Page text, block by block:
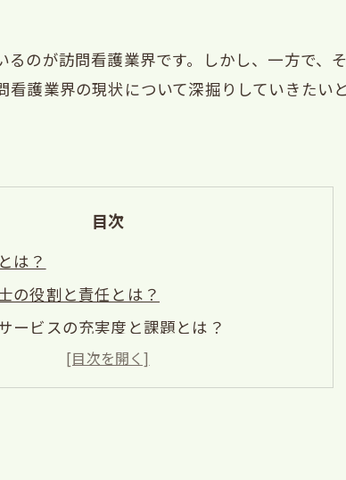
のが訪問看護業界です。しかし、一方で、
護業界の現状について深掘りしていきたい
目次
は？
の役割と責任とは？
ービスの充実度と課題とは？
界の将来性と展望とは？
関する制度や法律の現状と問題点とは？